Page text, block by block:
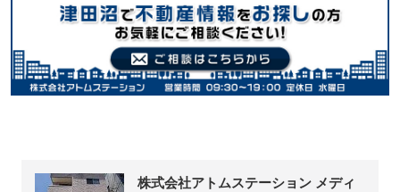
株式会社アトムステーション メディ